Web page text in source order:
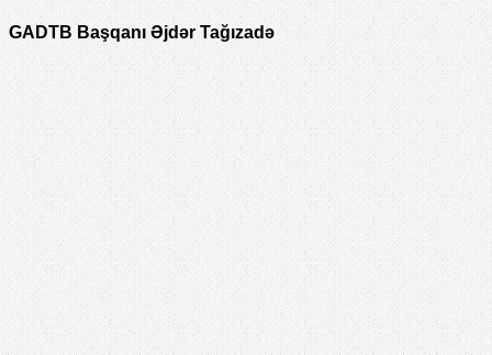
GADTB Başqanı Əjdər Tağızadə